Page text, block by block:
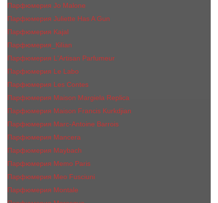
Парфюмерия Jо Malоnе
Парфюмерия Juliette Has A Gun
Парфюмерия Kajal
Парфюмерия_КiIiаn
Парфюмерия L'Artisan Parfumeur
Парфюмерия Le Labo
Парфюмерия Les Contes
Парфюмерия Maison Margiela Replica
Парфюмерия Maison Francis Kurkdjian
Парфюмерия Marc-Antoine Barrois
Парфюмерия Mancera
Парфюмерия Maybach
Парфюмерия Memo Paris
Парфюмерия Meo Fusciuni
Парфюмерия Montale